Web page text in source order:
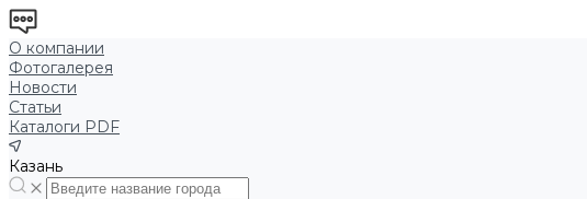
О компании
Фотогалерея
Новости
Статьи
Каталоги PDF
Казань